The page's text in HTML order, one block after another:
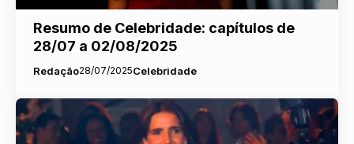
Resumo de Celebridade: capítulos de
28/07 a 02/08/2025
Redação28/07/2025Celebridade